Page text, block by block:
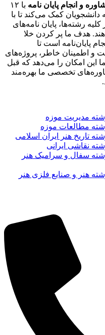
و انجام پایان نامه
با ۱۲
کمک می‌کند تا با
کلیه رشته‌ها، پایان نامه‌های
هدف ما پر کردن خلا
پایان‌نامه است تا
و اطمینان خاطر، پروژه‌های
این امکان را می‌دهد که قبل
تخصصی ما بهره‌مند
رشته سفال و سرامیک هنر
هنر و صنایع فلزی هنر